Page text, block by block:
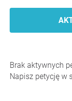
Brak aktywnych
Napisz petycję w